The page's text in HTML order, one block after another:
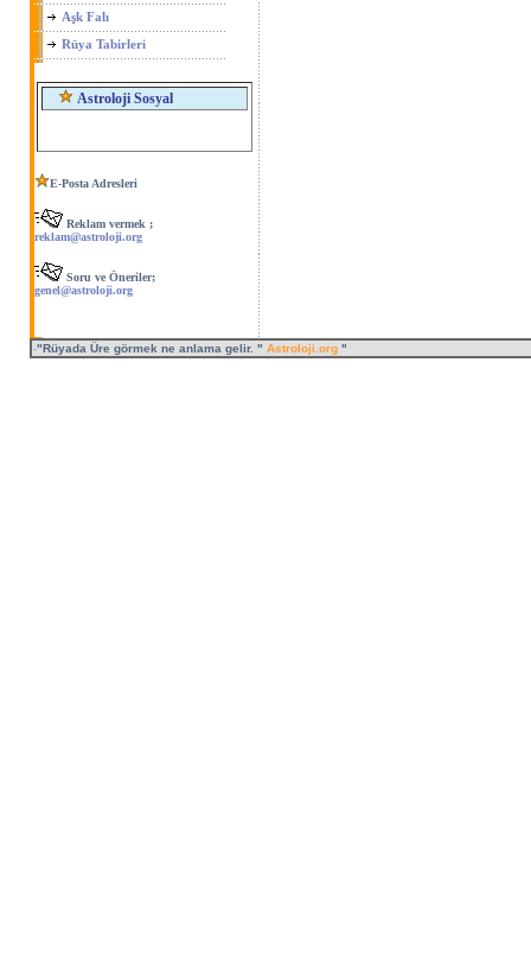
Aşk Falı
Rüya Tabirleri
Astroloji Sosyal
E-Posta Adresleri
Reklam vermek ;
reklam@astroloji.org
Soru ve Öneriler;
genel@astroloji.org
-"Rüyada Üre görmek ne anlama gelir. " Astroloji.org"